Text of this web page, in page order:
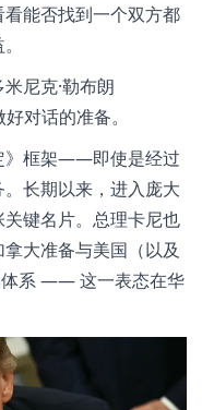
能否找到一个双方都
尼克·勒布朗
对话的准备。
》框架——即使是经过
长期以来，进入庞大
键名片。总理卡尼也
大准备与美国（以及
系 —— 这一表态在华